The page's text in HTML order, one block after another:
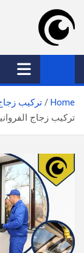
content
موقع
افضل خدمات
Home
تركيب
تركيب زجاج الفروانية بضمان